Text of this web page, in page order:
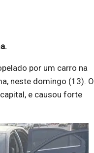
por um carro na
neste domingo (13). O
e causou forte